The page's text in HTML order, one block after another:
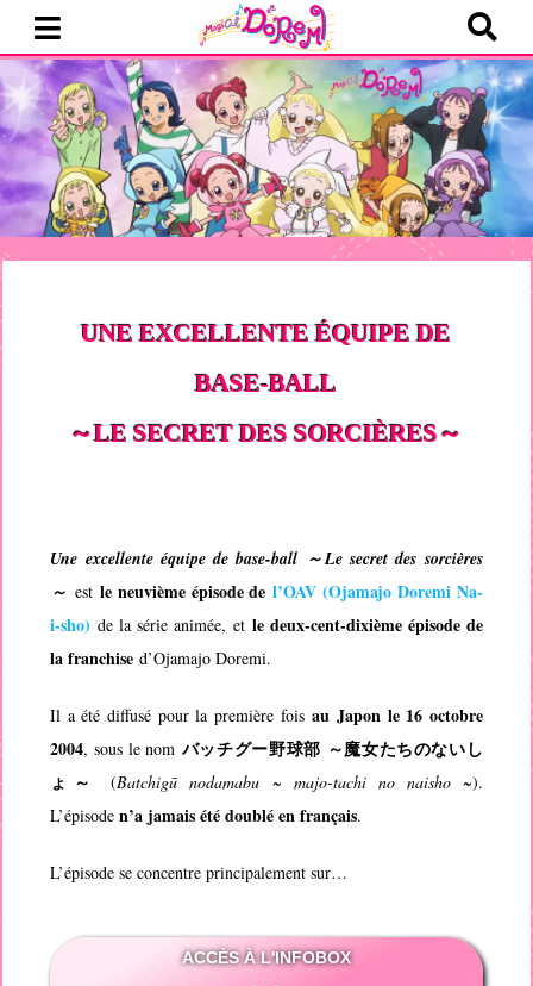
UNE EXCELLENTE ÉQUIPE DE
BASE-BALL
～LE SECRET DES SORCIÈRES～
Une excellente équipe de base-ball ～Le secret des sorcières
～ est le neuvième épisode del’OAV (Ojamajo Doremi Na-
i-sho) de la série animée, et le deux-cent-dixième épisode de
la franchise d’Ojamajo Doremi.
Il a été diffusé pour la première foisau Japon le 16 octobre
2004, sous le nom バッチグー野球部 ～魔女たちのないし
ょ～
(Batchigū nodamabu ~ majo-tachi no naisho ~).
L’épisoden’a jamais été doublé en français.
L’épisode se concentre principalement sur…
ACCÈS À L'INFOBOX